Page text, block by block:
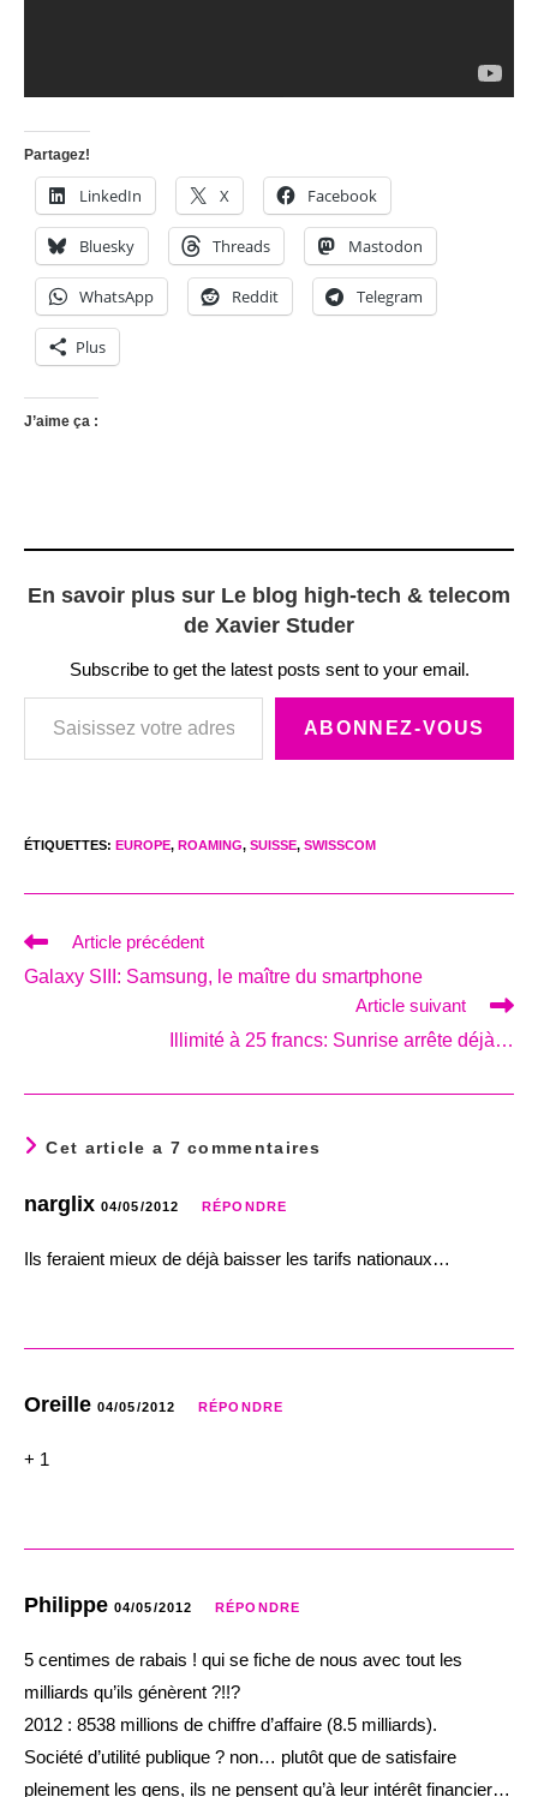
Partagez!
LinkedIn X Facebook
Bluesky Threads Mastodon
WhatsApp Reddit Telegram
Plus
J’aime ça :
En savoir plus sur Le blog high-tech & telecom
de Xavier Studer
Subscribe to get the latest posts sent to your email.
Saisissez votre adresse e-mail…
ABONNEZ-VOUS
ÉTIQUETTES: EUROPE, ROAMING, SUISSE, SWISSCOM
Read
articles
Article précédent
Galaxy SIII: Samsung, le maître du smartphone
Article suivant
Illimité à 25 francs: Sunrise arrête déjà…
Cet article a 7 commentaires
narglix 04/05/2012 RÉPONDRE
Ils feraient mieux de déjà baisser les tarifs nationaux…
Oreille 04/05/2012 RÉPONDRE
+ 1
Philippe 04/05/2012 RÉPONDRE
5 centimes de rabais ! qui se fiche de nous avec tout les
milliards qu’ils génèrent ?!!?
2012 : 8538 millions de chiffre d’affaire (8.5 milliards).
Société d’utilité publique ? non… plutôt que de satisfaire
pleinement les gens, ils ne pensent qu’à leur intérêt financier…